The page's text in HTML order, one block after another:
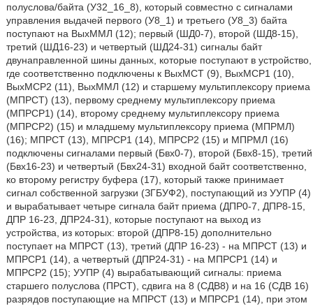
полуслова/байта (У32_16_8), который совместно с сигналами
управления выдачей первого (У8_1) и третьего (У8_3) байта
поступают на ВыхММЛ (12); первый (ШД0-7), второй (ШД8-15),
третий (ШД16-23) и четвертый (ШД24-31) сигналы байт
двунаправленной шины данных, которые поступают в устройство,
где соответственно подключены к ВыхМСТ (9), ВыхМСР1 (10),
ВыхМСР2 (11), ВыхММЛ (12) и старшему мультиплексору приема
(МПРСТ) (13), первому среднему мультиплексору приема
(МПРСР1) (14), второму среднему мультиплексору приема
(МПРСР2) (15) и младшему мультиплексору приема (МПРМЛ)
(16); МПРСТ (13), МПРСР1 (14), МПРСР2 (15) и МПРМЛ (16)
подключены сигналами первый (Бвх0-7), второй (Бвх8-15), третий
(Бвх16-23) и четвертый (Бвх24-31) входной байт соответственно,
ко второму регистру буфера (17), который также принимает
сигнал собственной загрузки (ЗГБУФ2), поступающий из УУПР (4)
и вырабатывает четыре сигнала байт приема (ДПР0-7, ДПР8-15,
ДПР 16-23, ДПР24-31), которые поступают на выход из
устройства, из которых: второй (ДПР8-15) дополнительно
поступает на МПРСТ (13), третий (ДПР 16-23) - на МПРСТ (13) и
МПРСР1 (14), а четвертый (ДПР24-31) - на МПРСР1 (14) и
МПРСР2 (15); УУПР (4) вырабатывающий сигналы: приема
старшего полуслова (ПРСТ), сдвига на 8 (СДВ8) и на 16 (СДВ 16)
разрядов поступающие на МПРСТ (13) и МПРСР1 (14), при этом